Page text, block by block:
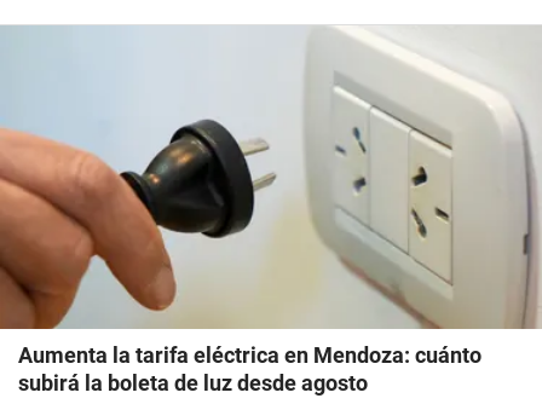
Aumenta la tarifa eléctrica en Mendoza: cuánto
subirá la boleta de luz desde agosto